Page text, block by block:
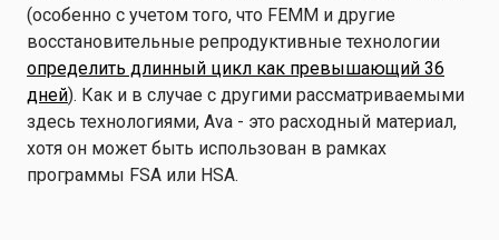
(особенно с учетом того, что FEMM и другие
восстановительные репродуктивные технологии
определить длинный цикл как превышающий 36
дней). Как и в случае с другими рассматриваемыми
здесь технологиями, Ava - это расходный материал,
хотя он может быть использован в рамках
программы FSA или HSA.